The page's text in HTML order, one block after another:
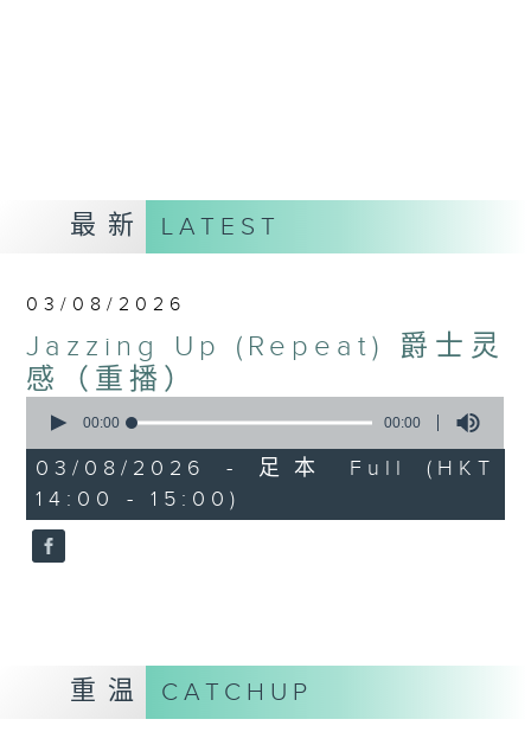
最新 LATEST
03/08/2026
Jazzing Up (Repeat) 爵士灵
感（重播）
seconds
0
seconds
00:00 00:00
03/08/2026 - 足本 Full (HKT
14:00 - 15:00)
重温 CATCHUP